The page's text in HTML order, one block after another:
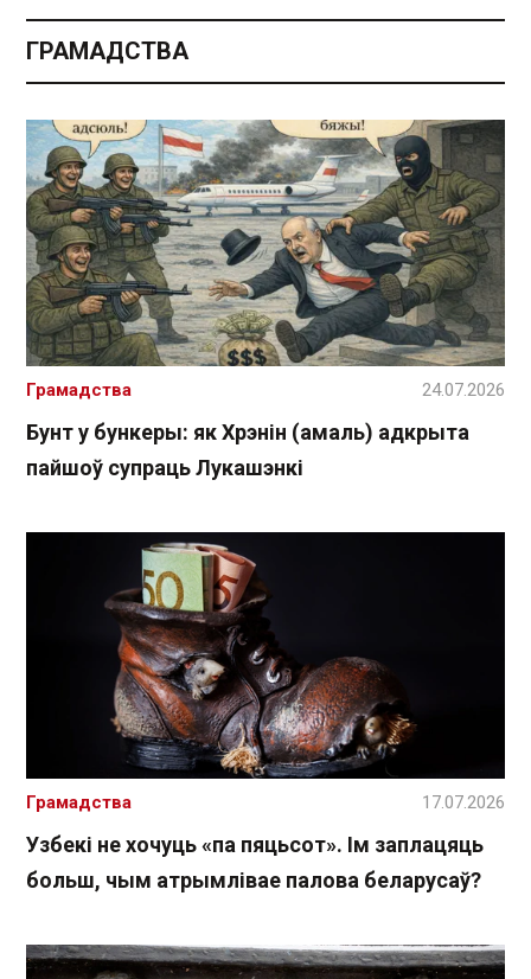
ГРАМАДСТВА
Бунт у бункеры: як Хрэнін (амаль) адкрыта
пайшоў супраць Лукашэнкі
Грамадства 24.07.2026
Узбекі не хочуць «па пяцьсот». Ім заплацяць
больш, чым атрымлівае палова беларусаў?
Грамадства 17.07.2026